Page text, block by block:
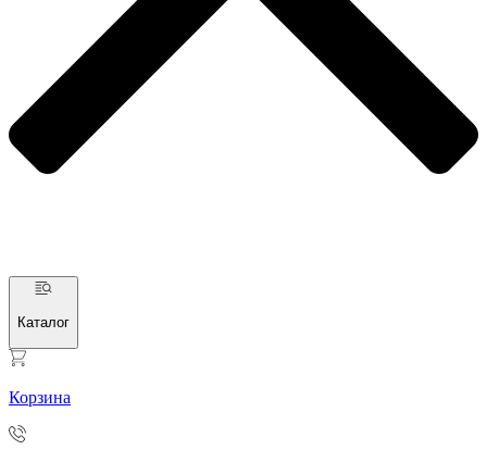
Каталог
Корзина